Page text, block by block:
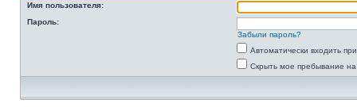
Имя пользователя:
Пароль:
Забыли пароль?
Автоматически входить
Скрыть мое пребывание